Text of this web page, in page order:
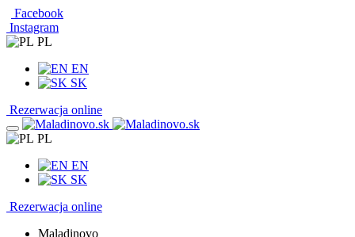
Facebook
Instagram
PL
EN
SK
Rezerwacja online
PL
EN
SK
Rezerwacja online
Maladinovo